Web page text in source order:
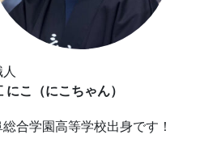
にこ（にこちゃん）
合学園高等学校出身です！